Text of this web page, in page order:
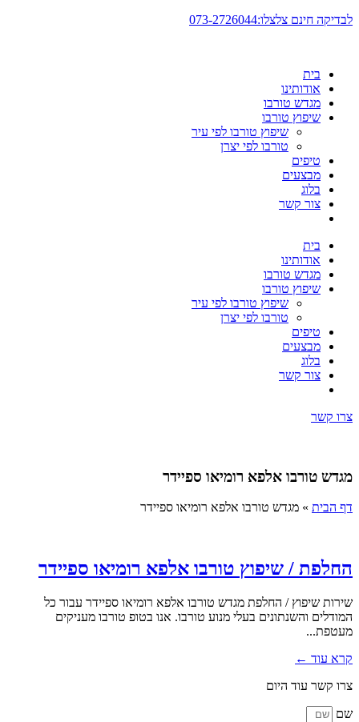
דלג
לבדיקה חינם צלצלו:073-2726044
בית
אודותינו
מגדש טורבו
שיפוץ טורבו
שיפוץ טורבו לפי עיר
טורבו לפי יצרן
טיפים
מבצעים
בלוג
צור קשר
בית
אודותינו
מגדש טורבו
שיפוץ טורבו
שיפוץ טורבו לפי עיר
טורבו לפי יצרן
טיפים
מבצעים
בלוג
צור קשר
צרו קשר
מגדש טורבו אלפא רומיאו ספיידר
דף הבית » מגדש טורבו אלפא רומיאו ספיידר
החלפת / שיפוץ טורבו אלפא רומיאו ספיידר
שירות שיפוץ / החלפת מגדש טורבו אלפא רומיאו ספיידר עבור כל
המודלים והשנתונים בעלי מנוע טורבו. אנו בטופ טורבו מעניקים
מעטפת...
קרא עוד ←
צרו קשר עוד היום
שם